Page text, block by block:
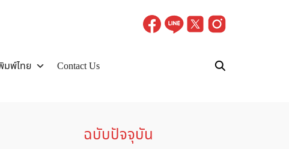
มพ์ไทย
Contact Us
ฉบับปัจจุบัน